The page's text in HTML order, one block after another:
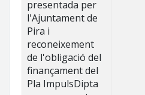
presentada per
l'Ajuntament de
Pira i
reconeixement
de l'obligació del
finançament del
Pla ImpulsDipta